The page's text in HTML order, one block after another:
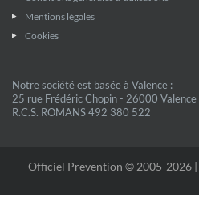
Mentions légales
Cookies
Notre société est basée à Valence :
25 rue Frédéric Chopin - 26000 Valence
R.C.S. ROMANS 492 380 522
Officiel Prevention © 2005-2026 |